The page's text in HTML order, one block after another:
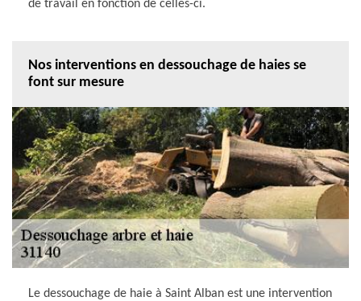
de travail en fonction de celles-ci.
Nos interventions en dessouchage de haies se
font sur mesure
Le dessouchage de haie à Saint Alban est une intervention